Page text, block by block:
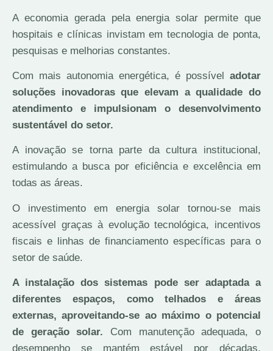
A economia gerada pela energia solar permite que
hospitais e clínicas invistam em tecnologia de ponta,
pesquisas e melhorias constantes.
Com mais autonomia energética, é possível adotar
soluções inovadoras que elevam a qualidade do
atendimento e impulsionam o desenvolvimento
sustentável do setor.
A inovação se torna parte da cultura institucional,
estimulando a busca por eficiência e excelência em
todas as áreas.
O investimento em energia solar tornou-se mais
acessível graças à evolução tecnológica, incentivos
fiscais e linhas de financiamento específicas para o
setor de saúde.
A instalação dos sistemas pode ser adaptada a
diferentes espaços, como telhados e áreas
externas, aproveitando-se ao máximo o potencial
de geração solar. Com manutenção adequada, o
desempenho se mantém estável por décadas,